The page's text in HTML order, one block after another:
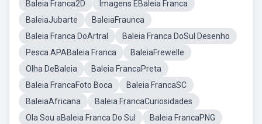
Baleia Franca2D
Imagens EBaleia Franca
BaleiaJubarte
BaleiaFraunca
Baleia Franca DoArtral
Baleia Franca DoSul Desenho
Pesca APABaleia Franca
BaleiaFrewelle
Olha DeBaleia
Baleia FrancaPreta
Baleia FrancaFoto Boca
Baleia FrancaSC
BaleiaAfricana
Baleia FrancaCuriosidades
Ola Sou aBaleia Franca Do Sul
Baleia FrancaPNG